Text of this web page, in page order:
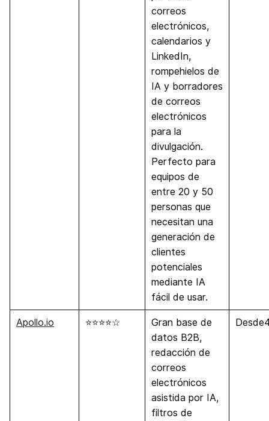
correos
electrónicos,
calendarios y
LinkedIn,
rompehielos de
IA y borradores
de correos
electrónicos
para la
divulgación.
Perfecto para
equipos de
entre 20 y 50
personas que
necesitan una
generación de
clientes
potenciales
mediante IA
fácil de usar.
Apollo.io ⭐⭐⭐⭐☆
Gran base de
datos B2B,
redacción de
correos
electrónicos
asistida por IA,
filtros de